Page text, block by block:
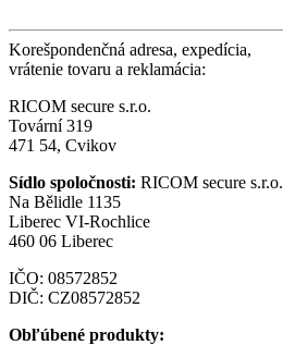
Korešpondenčná adresa, expedícia,
vrátenie tovaru a reklamácia:
RICOM secure s.r.o.
Tovární 319
471 54, Cvikov
Sídlo spoločnosti: RICOM secure s.r.o.
Na Bělidle 1135
Liberec VI-Rochlice
460 06 Liberec
IČO: 08572852
DIČ: CZ08572852
Obľúbené produkty: